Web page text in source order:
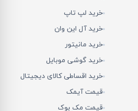
خرید لپ تاپ
خرید آل این وان
خرید مانیتور
خرید گوشی موبایل
خرید اقساطی کالای دیجیتال
قیمت آیمک
قیمت مک بوک